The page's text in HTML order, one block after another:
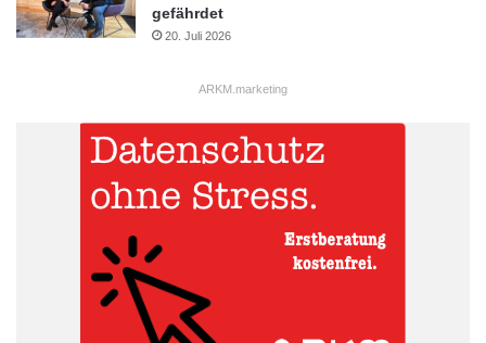
gefährdet
20. Juli 2026
ARKM.marketing